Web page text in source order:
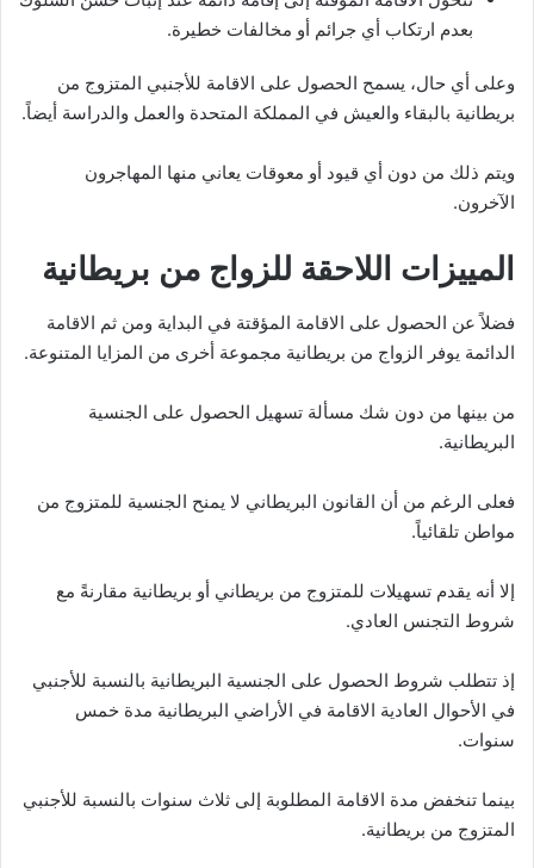
بعدم ارتكاب أي جرائم أو مخالفات خطيرة.
وعلى أي حال، يسمح الحصول على الاقامة للأجنبي المتزوج من
بريطانية بالبقاء والعيش في المملكة المتحدة والعمل والدراسة أيضاً.
ويتم ذلك من دون أي قيود أو معوقات يعاني منها المهاجرون
اﻵخرون.
المييزات اللاحقة للزواج من بريطانية
فضلاً عن الحصول على الاقامة المؤقتة في البداية ومن ثم الاقامة
الدائمة يوفر الزواج من بريطانية مجموعة أخرى من المزايا المتنوعة.
من بينها من دون شك مسألة تسهيل الحصول على الجنسية
البريطانية.
فعلى الرغم من أن القانون البريطاني لا يمنح الجنسية للمتزوج من
مواطن تلقائياً.
إلا أنه يقدم تسهيلات للمتزوج من بريطاني أو بريطانية مقارنةً مع
شروط التجنس العادي.
إذ تتطلب شروط الحصول على الجنسية البريطانية بالنسبة للأجنبي
في اﻷحوال العادية الاقامة في اﻷراضي البريطانية مدة خمس
سنوات.
بينما تنخفض مدة الاقامة المطلوبة إلى ثلاث سنوات بالنسبة للأجنبي
المتزوج من بريطانية.